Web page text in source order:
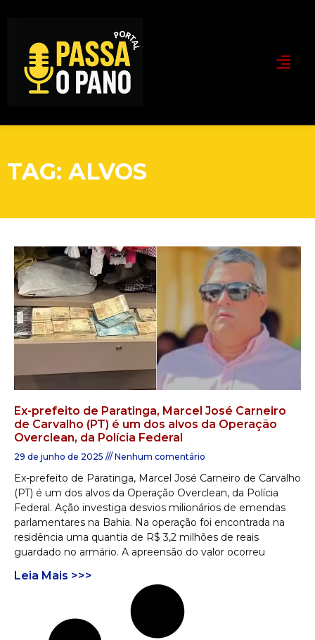
TAG: ALVOS
Ex-prefeito de Paratinga, Marcel José Carneiro
de Carvalho (PT) é um dos alvos da Operação
Overclean, da Polícia Federal
29 de junho de 2025 Nenhum comentário
Ex-prefeito de Paratinga, Marcel José Carneiro de Carvalho
(PT) é um dos alvos da Operação Overclean, da Polícia
Federal. Ação investiga desvios milionários de emendas
parlamentares na Bahia. Na operação foi encontrada na
residência uma quantia de R$ 3,2 milhões de reais
guardado no armário. A apreensão do valor ocorreu
Leia Mais >>>